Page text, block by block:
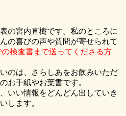
の宮内直樹です。私のところに
の喜びの声や質問が寄せられて
の検査書まで送ってくださる方
のは、さらしあをお飲みいただ
お手紙やお葉書です。
いい情報をどんどん出していき
します。